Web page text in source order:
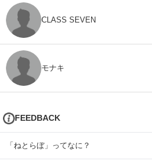
CLASS SEVEN
モナキ
FEEDBACK
「ねとらぼ」ってなに？